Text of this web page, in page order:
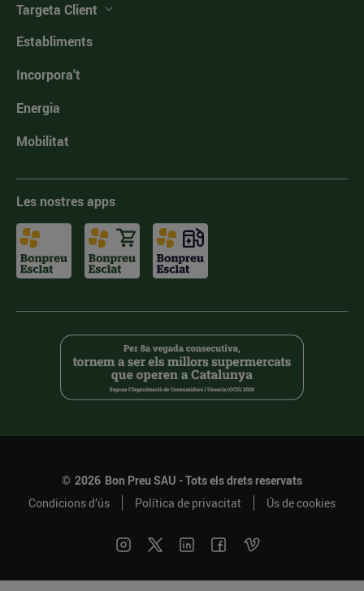
Targeta Client
Establiments
Incorpora't
Energia
Mobilitat
Les nostres apps
© 2026 Bon Preu SAU - Tots els drets reservats
Condicions d’ús
Política de privacitat Ús de cookies